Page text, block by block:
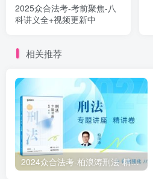
2025众合法考-考前聚焦-八
科讲义全+视频更新中
相关推荐
2024众合法考-柏浪涛刑法-精讲卷pdf电子版（附视频1-76全）